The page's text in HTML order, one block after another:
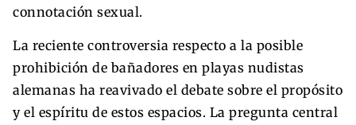
connotación sexual.
La reciente controversia respecto a la posible
prohibición de bañadores en playas nudistas
alemanas ha reavivado el debate sobre el propósito
y el espíritu de estos espacios. La pregunta central